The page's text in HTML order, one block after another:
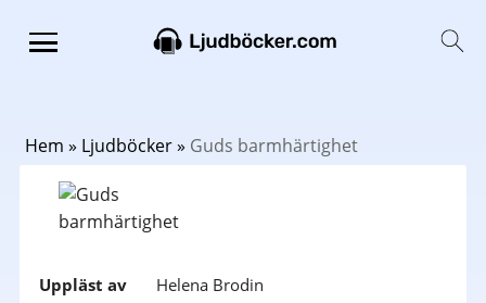
Hem » Ljudböcker» Guds barmhärtighet
Uppläst av
Helena Brodin